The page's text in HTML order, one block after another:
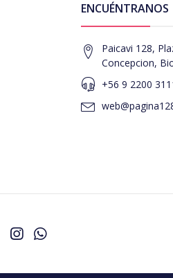
ENCUÉNTRANOS
Paicavi 128,
Concepcion,
+56 9 2200